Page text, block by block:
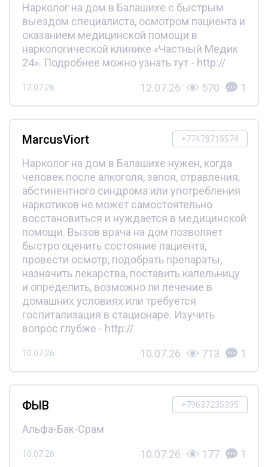
Нарколог на дом в Балашихе с быстрым
выездом специалиста, осмотром пациента и
оказанием медицинской помощи в
наркологической клинике «Частный Медик
24». Подробнее можно узнать тут - http://
12.07.26 12.07.26 570 1
+77478715574
MarcusViort
Нарколог на дом в Балашихе нужен, когда
человек после алкоголя, запоя, отравления,
абстинентного синдрома или употребления
наркотиков не может самостоятельно
восстановиться и нуждается в медицинской
помощи. Вызов врача на дом позволяет
быстро оценить состояние пациента,
провести осмотр, подобрать препараты,
назначить лекарства, поставить капельницу
и определить, возможно ли лечение в
домашних условиях или требуется
госпитализация в стационаре. Изучить
вопрос глубже - http://
10.07.26 10.07.26 713 1
+79637235395
ФЫВ
Альфа-Бак-Срам
10.07.26 10.07.26 177 1